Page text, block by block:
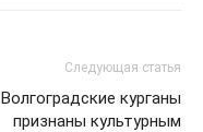
Следующая статья
Волгоградские курганы
признаны культурным